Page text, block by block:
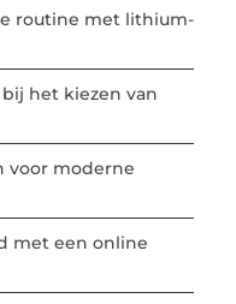
routine met lithium-
het kiezen van
voor moderne
met een online